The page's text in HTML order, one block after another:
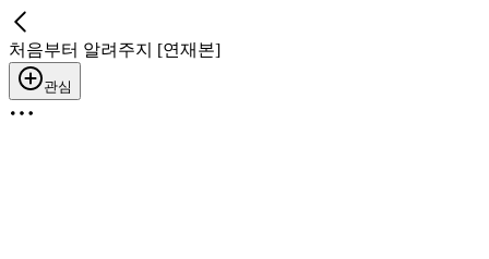
처음부터 알려주지 [연재본]
관심